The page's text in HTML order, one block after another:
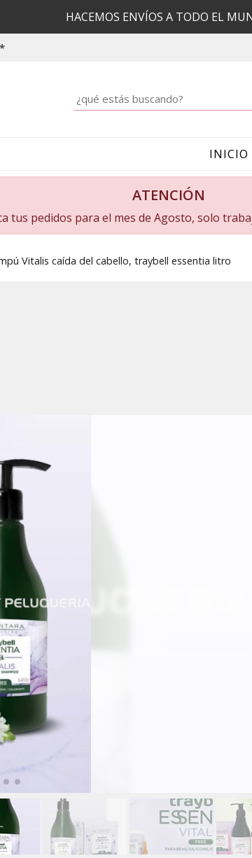
HACEMOS ENVÍOS A TODO EL
INICIO
ATENCIÓN
tus pedidos para el mes de Agosto, solo
Vitalis caída del cabello, traybell essentia litro